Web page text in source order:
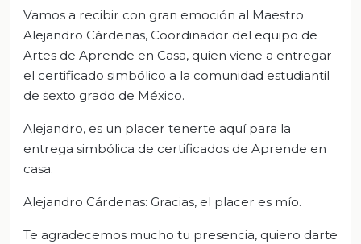
Vamos a recibir con gran emoción al Maestro
Alejandro Cárdenas, Coordinador del equipo de
Artes de Aprende en Casa, quien viene a entregar
el certificado simbólico a la comunidad estudiantil
de sexto grado de México.
Alejandro, es un placer tenerte aquí para la
entrega simbólica de certificados de Aprende en
casa.
Alejandro Cárdenas: Gracias, el placer es mío.
Te agradecemos mucho tu presencia, quiero darte